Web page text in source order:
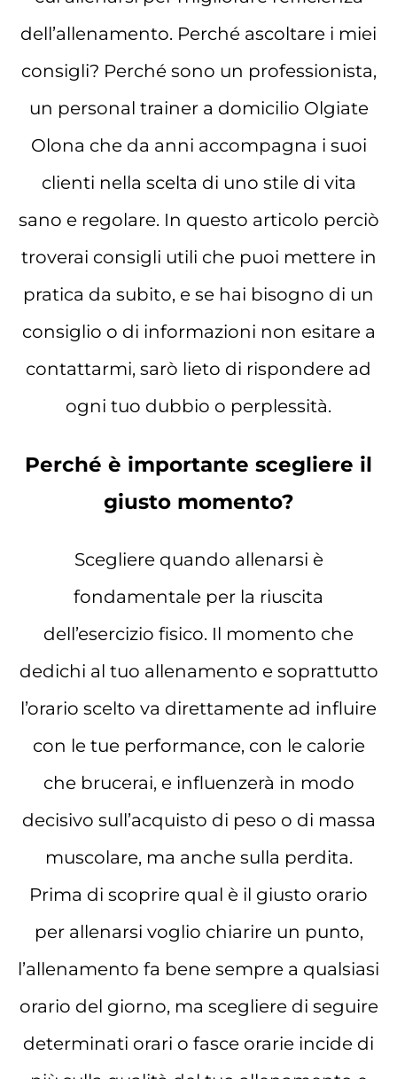
dell’allenamento. Perché ascoltare i miei
consigli? Perché sono un professionista,
un personal trainer a domicilio Olgiate
Olona che da anni accompagna i suoi
clienti nella scelta di uno stile di vita
sano e regolare. In questo articolo perciò
troverai consigli utili che puoi mettere in
pratica da subito, e se hai bisogno di un
consiglio o di informazioni non esitare a
contattarmi, sarò lieto di rispondere ad
ogni tuo dubbio o perplessità.
Perché è importante scegliere il
giusto momento?
Scegliere quando allenarsi è
fondamentale per la riuscita
dell’esercizio fisico. Il momento che
dedichi al tuo allenamento e soprattutto
l’orario scelto va direttamente ad influire
con le tue performance, con le calorie
che brucerai, e influenzerà in modo
decisivo sull’acquisto di peso o di massa
muscolare, ma anche sulla perdita.
Prima di scoprire qual è il giusto orario
per allenarsi voglio chiarire un punto,
l’allenamento fa bene sempre a qualsiasi
orario del giorno, ma scegliere di seguire
determinati orari o fasce orarie incide di